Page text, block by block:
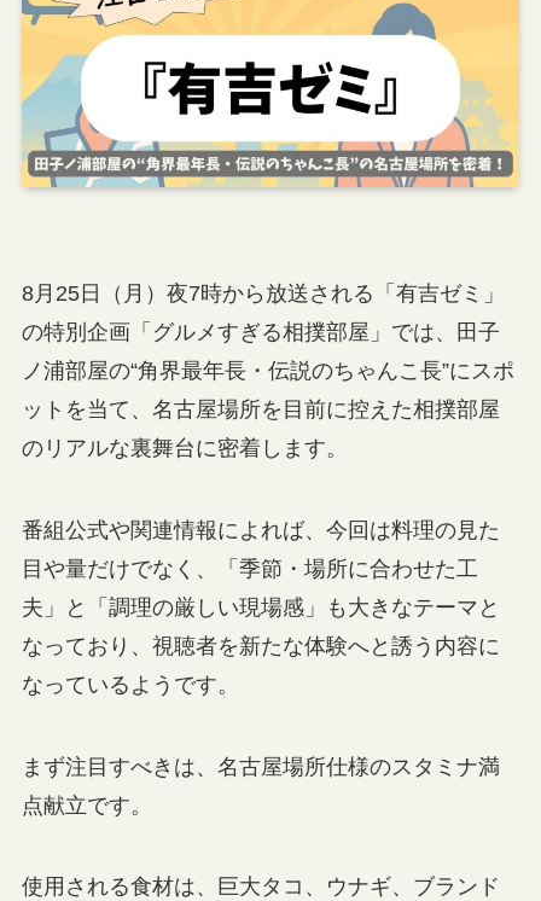
8月25日（月）夜7時から放送される「有吉ゼミ」
の特別企画「グルメすぎる相撲部屋」では、田子
ノ浦部屋の“角界最年長・伝説のちゃんこ長”にスポ
ットを当て、名古屋場所を目前に控えた相撲部屋
のリアルな裏舞台に密着します。
番組公式や関連情報によれば、今回は料理の見た
目や量だけでなく、「季節・場所に合わせた工
夫」と「調理の厳しい現場感」も大きなテーマと
なっており、視聴者を新たな体験へと誘う内容に
なっているようです。
まず注目すべきは、名古屋場所仕様のスタミナ満
点献立です。
使用される食材は、巨大タコ、ウナギ、ブランド